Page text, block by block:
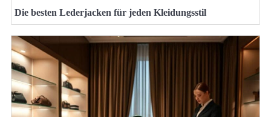
Die besten Lederjacken für jeden Kleidungsstil